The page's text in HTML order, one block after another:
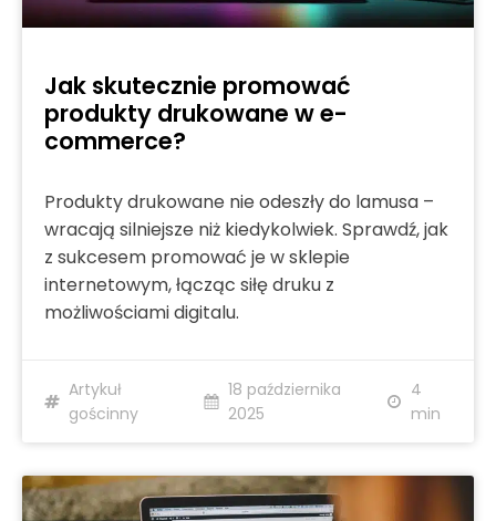
Jak skutecznie promować
produkty drukowane w e-
commerce?
Produkty drukowane nie odeszły do lamusa –
wracają silniejsze niż kiedykolwiek. Sprawdź, jak
z sukcesem promować je w sklepie
internetowym, łącząc siłę druku z
możliwościami digitalu.
Artykuł
gościnny
18 października
2025
4
min